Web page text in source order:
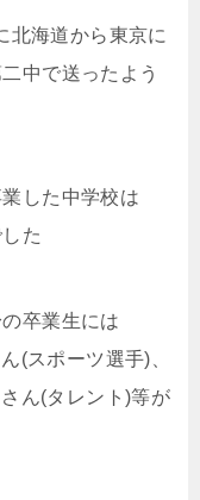
北海道から東京に
中で送ったよう
した中学校は
た
卒業生には
(スポーツ選手)、
ん(タレント)等が